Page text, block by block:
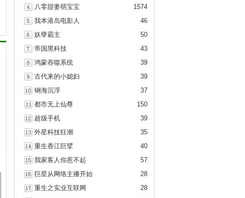
1574
八零甜妻萌宝宝
46
我本港岛电影人
50
妖孽霸主
43
帝国黑科技
39
鸿蒙吞噬系统
39
古代来的小媳妇
37
钢海沉浮
150
都市无上仙尊
39
超级手机
35
外星科技狂潮
40
重生香江巨擘
57
我家客人你惹不起
28
巨星从网络主播开始
28
重生之实业互联网